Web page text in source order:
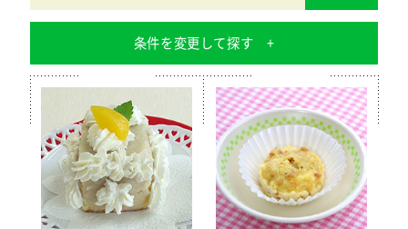
条件を変更して探す
栄養素
カルシウム
鉄分